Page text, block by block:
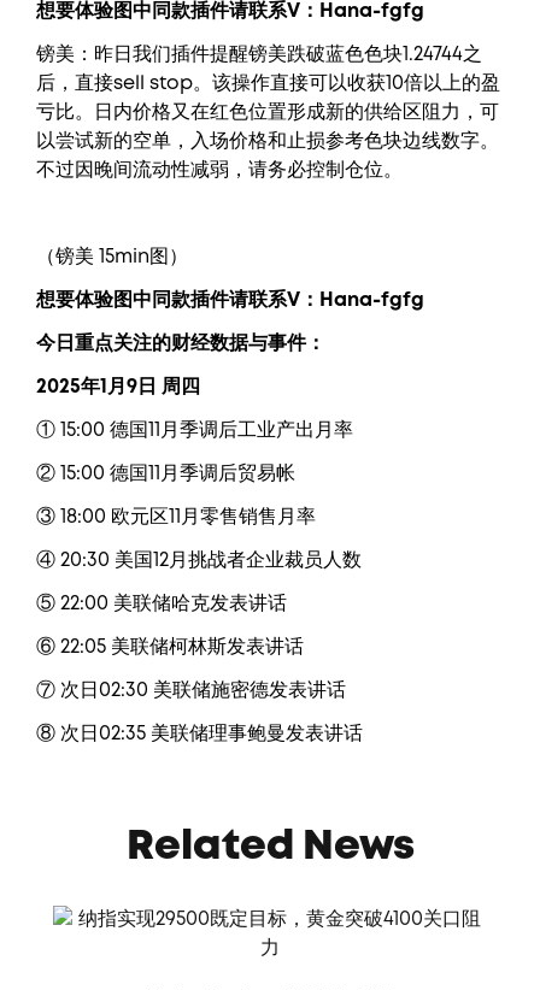
想要体验图中同款插件请联系V： Hana-fgfg
镑美：昨日我们插件提醒镑美跌破蓝色色块1.24744之
后，直接sell stop。该操作直接可以收获10倍以上的盈
亏比。日内价格又在红色位置形成新的供给区阻力，可
以尝试新的空单，入场价格和止损参考色块边线数字。
不过因晚间流动性减弱，请务必控制仓位。
（镑美 15min图）
想要体验图中同款插件请联系V： Hana-fgfg
今日重点关注的财经数据与事件：
2025年1月9日 周四
① 15:00 德国11月季调后工业产出月率
② 15:00 德国11月季调后贸易帐
③ 18:00 欧元区11月零售销售月率
④ 20:30 美国12月挑战者企业裁员人数
⑤ 22:00 美联储哈克发表讲话
⑥ 22:05 美联储柯林斯发表讲话
⑦ 次日02:30 美联储施密德发表讲话
⑧ 次日02:35 美联储理事鲍曼发表讲话
Related News